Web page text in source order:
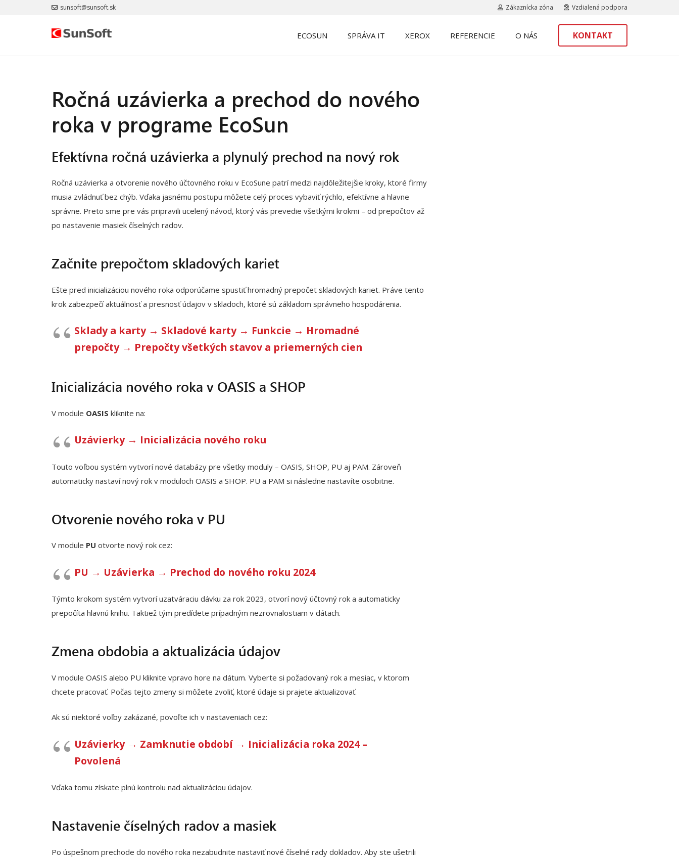
sunsoft@sunsoft.sk Zákaznícka zóna Vzdialená podpora
ECOSUN SPRÁVA IT XEROX REFERENCIE O NÁS KONTAKT
Ročná uzávierka a prechod do nového
roka v programe EcoSun
Efektívna ročná uzávierka a plynulý prechod na nový rok
Ročná uzávierka a otvorenie nového účtovného roku v EcoSune patrí medzi najdôležitejšie kroky, ktoré firmy
musia zvládnuť bez chýb. Vďaka jasnému postupu môžete celý proces vybaviť rýchlo, efektívne a hlavne
správne. Preto sme pre vás pripravili ucelený návod, ktorý vás prevedie všetkými krokmi – od prepočtov až
po nastavenie masiek číselných radov.
Začnite prepočtom skladových kariet
Ešte pred inicializáciou nového roka odporúčame spustiť hromadný prepočet skladových kariet. Práve tento
krok zabezpečí aktuálnosť a presnosť údajov v skladoch, ktoré sú základom správneho hospodárenia.
Sklady a karty → Skladové karty → Funkcie → Hromadné
prepočty → Prepočty všetkých stavov a priemerných cien
Inicializácia nového roka v OASIS a SHOP
V module OASIS kliknite na:
Uzávierky → Inicializácia nového roku
Touto voľbou systém vytvorí nové databázy pre všetky moduly – OASIS, SHOP, PU aj PAM. Zároveň
automaticky nastaví nový rok v moduloch OASIS a SHOP. PU a PAM si následne nastavíte osobitne.
Otvorenie nového roka v PU
V module PU otvorte nový rok cez:
PU → Uzávierka → Prechod do nového roku 2024
Týmto krokom systém vytvorí uzatváraciu dávku za rok 2023, otvorí nový účtovný rok a automaticky
prepočíta hlavnú knihu. Taktiež tým predídete prípadným nezrovnalostiam v dátach.
Zmena obdobia a aktualizácia údajov
V module OASIS alebo PU kliknite vpravo hore na dátum. Vyberte si požadovaný rok a mesiac, v ktorom
chcete pracovať. Počas tejto zmeny si môžete zvoliť, ktoré údaje si prajete aktualizovať.
Ak sú niektoré voľby zakázané, povoľte ich v nastaveniach cez:
Uzávierky → Zamknutie období → Inicializácia roka 2024 –
Povolená
Vďaka tomu získate plnú kontrolu nad aktualizáciou údajov.
Nastavenie číselných radov a masiek
Po úspešnom prechode do nového roka nezabudnite nastaviť nové číselné rady dokladov. Aby ste ušetrili